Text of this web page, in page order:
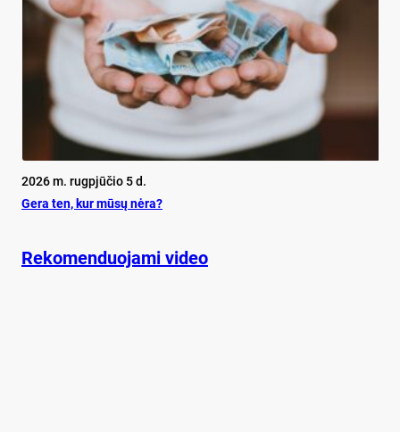
2026 m. rugpjūčio 5 d.
Ge­ra ten, kur mū­sų nė­ra?
Rekomenduojami video